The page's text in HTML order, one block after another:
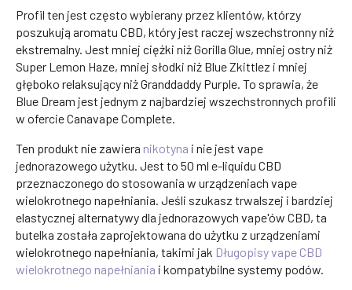
Profil ten jest często wybierany przez klientów, którzy
poszukują aromatu CBD, który jest raczej wszechstronny niż
ekstremalny. Jest mniej ciężki niż Gorilla Glue, mniej ostry niż
Super Lemon Haze, mniej słodki niż Blue Zkittlez i mniej
głęboko relaksujący niż Granddaddy Purple. To sprawia, że
Blue Dream jest jednym z najbardziej wszechstronnych profili
w ofercie Canavape Complete.
Ten produkt nie zawiera nikotyna i nie jest vape
jednorazowego użytku. Jest to 50 ml e-liquidu CBD
przeznaczonego do stosowania w urządzeniach vape
wielokrotnego napełniania. Jeśli szukasz trwalszej i bardziej
elastycznej alternatywy dla jednorazowych vape'ów CBD, ta
butelka została zaprojektowana do użytku z urządzeniami
wielokrotnego napełniania, takimi jak Długopisy vape CBD
wielokrotnego napełniania i kompatybilne systemy podów.